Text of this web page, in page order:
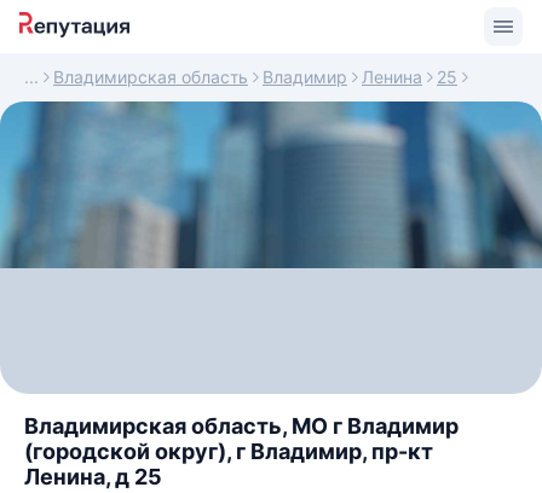
Владимирская область Владимир Ленина 25
Владимирская область, МО г Владимир
(городской округ), г Владимир, пр-кт
Ленина, д 25